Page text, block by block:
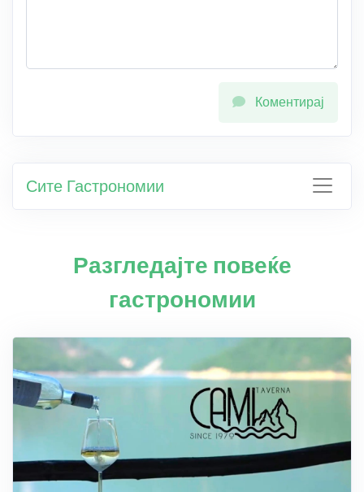
Коментирај
Сите Гастрономии
Разгледајте повеќе
гастрономии